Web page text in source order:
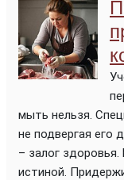
мыть нельзя.
не подвергая его
– залог
истиной.